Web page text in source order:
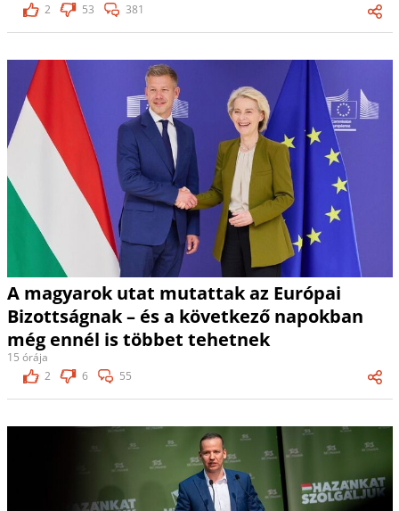
2
53 381
A magyarok utat mutattak az Európai
Bizottságnak – és a következő napokban
még ennél is többet tehetnek
15 órája
2
6 55